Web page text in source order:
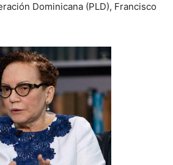
Dominicana (PLD), Francisco